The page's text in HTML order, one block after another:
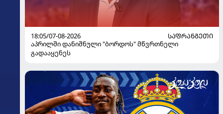
18:05/07-08-2026
ᲡᲐᲤᲠᲐᲜᲒᲔᲗᲘ
აპრილში დანიშნული "ბორდოს" მწვრთნელი
გადააყენეს